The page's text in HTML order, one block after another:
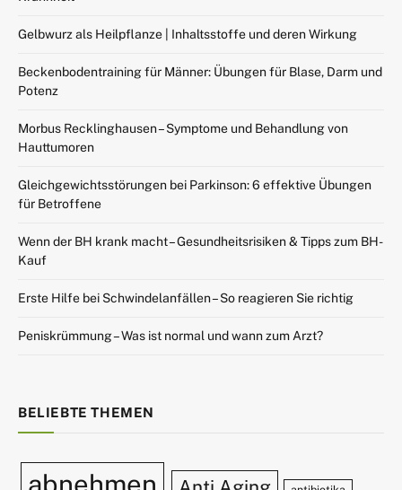
Gelbwurz als Heilpflanze | Inhaltsstoffe und deren Wirkung
Beckenbodentraining für Männer: Übungen für Blase, Darm und
Potenz
Morbus Recklinghausen – Symptome und Behandlung von
Hauttumoren
Gleichgewichtsstörungen bei Parkinson: 6 effektive Übungen
für Betroffene
Wenn der BH krank macht – Gesundheitsrisiken & Tipps zum BH-
Kauf
Erste Hilfe bei Schwindelanfällen – So reagieren Sie richtig
Peniskrümmung – Was ist normal und wann zum Arzt?
BELIEBTE THEMEN
abnehmen